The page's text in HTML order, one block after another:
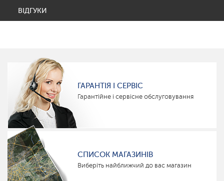
ВІДГУКИ
ГАРАНТІЯ І СЕРВІС
Гарантійне і сервісне обслуговування
СПИСОК МАГАЗИНІВ
Виберіть найближчий до вас магазин